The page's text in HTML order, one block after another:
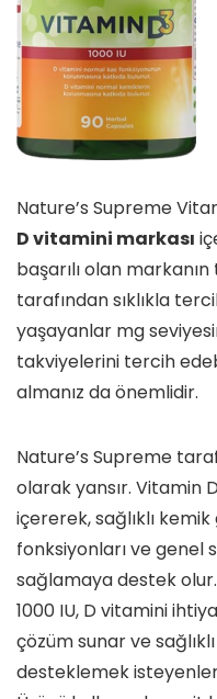
Nature’s Supreme
D vitamini markası
başarılı olan
tarafından sıklıkla
yaşayanlar mg
takviyelerini tercih
almanız da önemlidir.
Nature’s Supreme
olarak yansır. Vitamin
içererek, sağlıklı kemik
fonksiyonları ve genel
sağlamaya destek
1000 IU, D vitamini
çözüm sunar ve
desteklemek